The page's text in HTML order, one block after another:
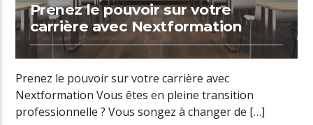
Prenez le pouvoir sur votre
carrière avec Nextformation
Prenez le pouvoir sur votre carrière avec
Nextformation Vous êtes en pleine transition
professionnelle ? Vous songez à changer de […]